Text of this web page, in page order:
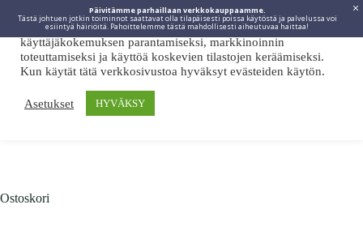
Päivitämme parhaillaan verkkokauppaamme.
Tästä johtuen jotkin toiminnot saattavat olla tilapäisesti poissa käytöstä ja palvelussa voi
esiintyä häiriöitä. Pahoittelemme tästä mahdollisesti aiheutuvaa haittaa!
Ostoskori
Viidakkotohtori.fi käyttää internetpalveluissaan evästeitä
käyttäjäkokemuksen parantamiseksi, markkinoinnin
toteuttamiseksi ja käyttöä koskevien tilastojen keräämiseksi.
Kun käytät tätä verkkosivustoa hyväksyt evästeiden käytön.
Asetukset HYVÄKSY